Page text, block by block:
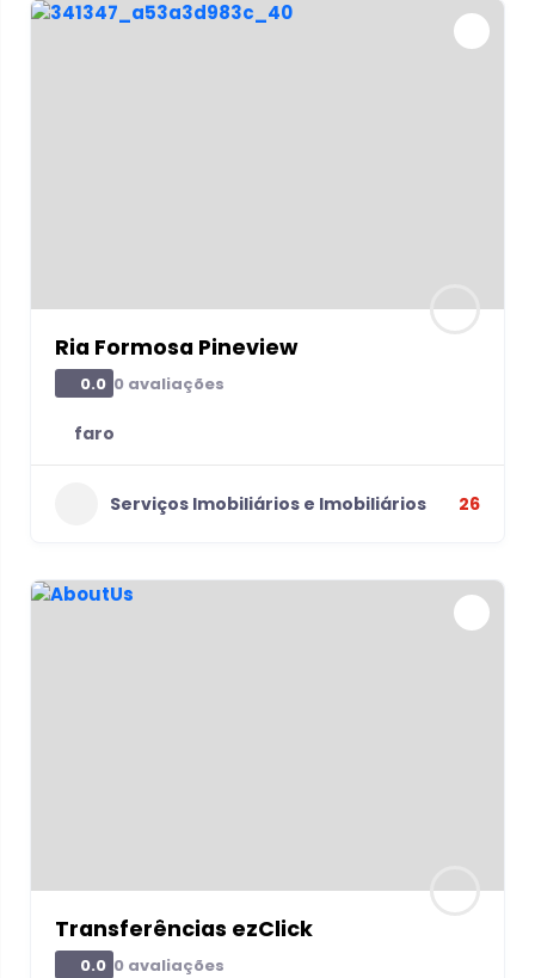
Ria Formosa Pineview
0.0 0 avaliações
faro
Serviços Imobiliários e Imobiliários 26
Transferências ezClick
0.0 0 avaliações